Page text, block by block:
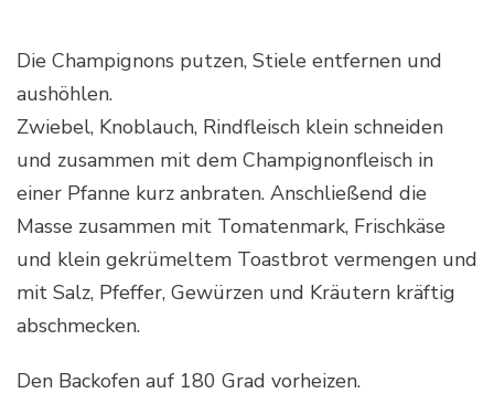
Die Champignons putzen, Stiele entfernen und
aushöhlen.
Zwiebel, Knoblauch, Rindfleisch klein schneiden
und zusammen mit dem Champignonfleisch in
einer Pfanne kurz anbraten. Anschließend die
Masse zusammen mit Tomatenmark, Frischkäse
und klein gekrümeltem Toastbrot vermengen und
mit Salz, Pfeffer, Gewürzen und Kräutern kräftig
abschmecken.
Den Backofen auf 180 Grad vorheizen.